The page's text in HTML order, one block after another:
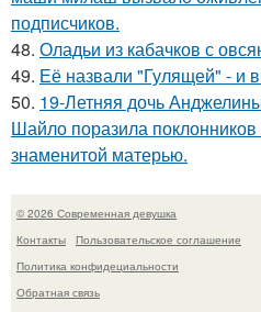
подписчиков.
48. Оладьи из кабачков с
49. Её назвали "Гулящей" - и
50. 19-Летняя дочь
Шайло поразила поклонников
знаменитой матерью.
© 2026 Современная девушка
Контакты
Пользовательское соглашение
Политика конфидециальности
Обратная связь